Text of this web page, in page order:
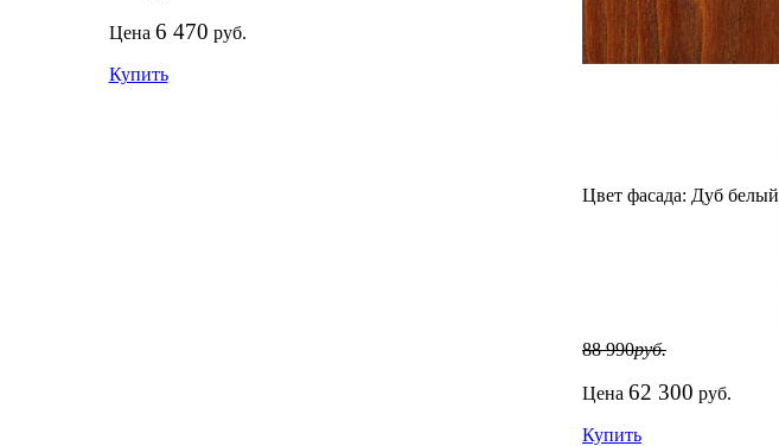
Цена 6 470 руб.
Купить
Цвет фасада: Дуб белый
88 990руб.
Цена 62 300 руб.
Купить